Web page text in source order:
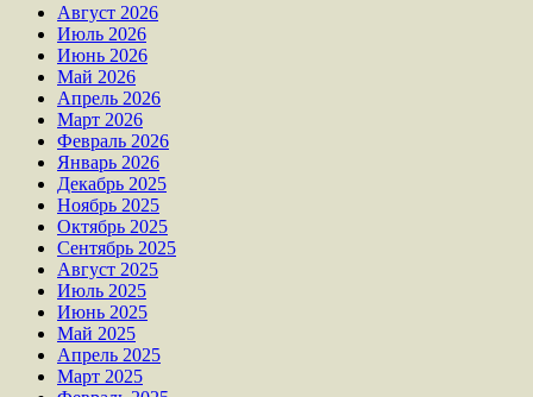
Август 2026
Июль 2026
Июнь 2026
Май 2026
Апрель 2026
Март 2026
Февраль 2026
Январь 2026
Декабрь 2025
Ноябрь 2025
Октябрь 2025
Сентябрь 2025
Август 2025
Июль 2025
Июнь 2025
Май 2025
Апрель 2025
Март 2025